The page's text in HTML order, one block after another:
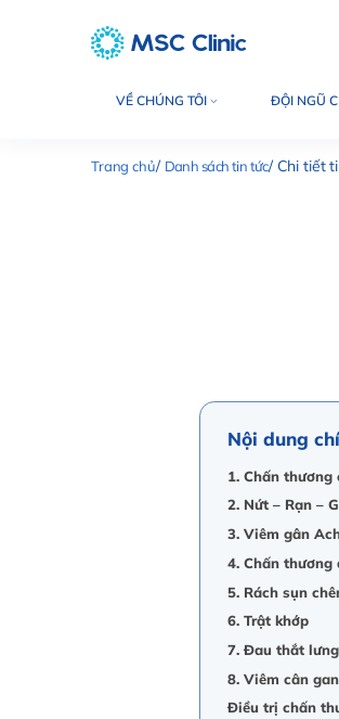
VỀ CHÚNG TÔI ĐỘI NGŨ
Trang chủ Danh sách tin tức Chi tiết
Nội dung
1. Chấn
2. Nứt – Rạn –
3. Viêm gân
4. Chấn thương
5. Rách sụn
6. Trật khớp
7. Đau thắt
8. Viêm cân
Điều trị chấn